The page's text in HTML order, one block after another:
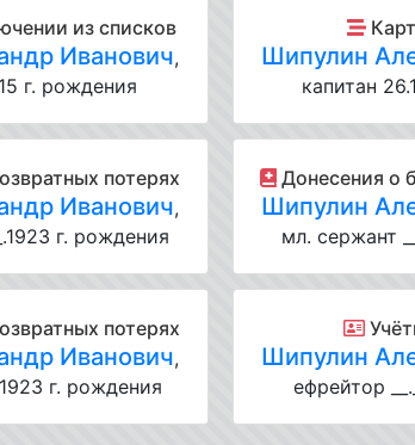
из списков
Иванович,
г. рождения
потерях
Иванович,
г. рождения
потерях
Иванович,
г. рождения
Шипулин
капитан
Донесения о
Шипулин
мл. сержант
Шипулин
ефрейтор